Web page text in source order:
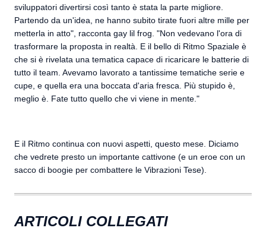
sviluppatori divertirsi così tanto è stata la parte migliore.
Partendo da un'idea, ne hanno subito tirate fuori altre mille per
metterla in atto", racconta gay lil frog. "Non vedevano l'ora di
trasformare la proposta in realtà. E il bello di Ritmo Spaziale è
che si è rivelata una tematica capace di ricaricare le batterie di
tutto il team. Avevamo lavorato a tantissime tematiche serie e
cupe, e quella era una boccata d'aria fresca. Più stupido è,
meglio è. Fate tutto quello che vi viene in mente."
E il Ritmo continua con nuovi aspetti, questo mese. Diciamo
che vedrete presto un importante cattivone (e un eroe con un
sacco di boogie per combattere le Vibrazioni Tese).
ARTICOLI COLLEGATI